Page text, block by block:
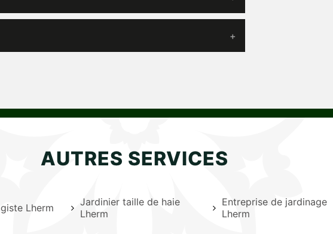
AUTRES SERVICES
Lherm
Jardinier taille de haie
Lherm
Entreprise de jardinage
Lherm